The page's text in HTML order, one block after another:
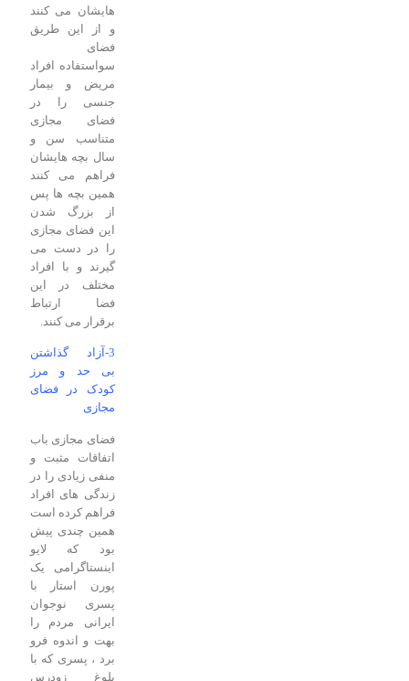
هایشان می کنند
و از این طریق
سواستفاده افراد
مریض و بیمار
جنسی را در
فضای مجازی
متناسب سن و
سال بچه هایشان
فراهم می کنند
همین بچه ها پس
از بزرگ شدن
این فضای مجازی
را در دست می
گیرند و با افراد
مختلف در این
فضا ارتباط
برقرار می کنند.
3-آزاد گذاشتن
بی حد و مرز
کودک در فضای
فضای مجازی باب
اتفاقات مثبت و
منفی زیادی را در
زندگی های افراد
فراهم کرده است
همین چندی پیش
بود که لایو
اینستاگرامی یک
پورن استار با
پسری نوجوان
ایرانی مردم را
بهت و اندوه فرو
برد ، پسری که با
بلوغ زودرس